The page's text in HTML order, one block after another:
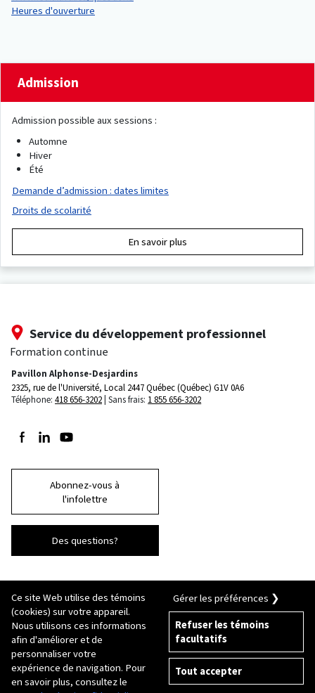
Heures d'ouverture
Admission
Admission possible aux sessions :
Automne
Hiver
Été
Demande d’admission : dates limites
Droits de scolarité
En savoir plus
Service du développement professionnel
Formation continue
Pavillon Alphonse-Desjardins
2325, rue de l'Université, Local 2447Québec (Québec) G1V 0A6
Téléphone: 418 656-3202 Sans frais: 1 855 656-3202
Suivez-nous sur Facebook
Suivez-nous sur LinkedIn
Suivez-nous sur Youtube
Abonnez-vous à
l'infolettre
Des questions?
© 2026 Université Laval
Tous droits réservés
Conditions générales d'utilisation
Fraude en ligne
Politique de confidentialité
Ce site Web utilise des témoins
(cookies) sur votre appareil.
Nous utilisons ces informations
afin d'améliorer et de
personnaliser votre
expérience de navigation. Pour
en savoir plus, consultez le
Gérer les préférences ❯
Refuser les témoins
facultatifs
Tout accepter